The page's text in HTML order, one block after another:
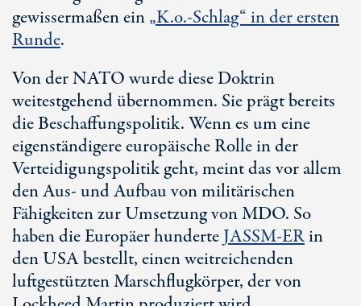
gewissermaßen ein„K.o.-Schlag“ in der ersten
Runde.
Von der NATO wurde diese Doktrin
weitestgehend übernommen. Sie prägt bereits
die Beschaffungspolitik. Wenn es um eine
eigenständigere europäische Rolle in der
Verteidigungspolitik geht, meint das vor allem
den Aus- und Aufbau von militärischen
Fähigkeiten zur Umsetzung von MDO. So
haben die Europäer hunderteJASSM-ERin
den USA bestellt, einen weitreichenden
luftgestützten Marschflugkörper, der von